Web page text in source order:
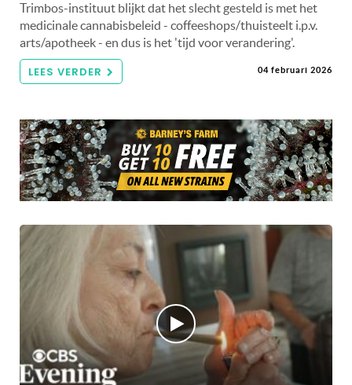
Trimbos-instituut blijkt dat het slecht gesteld is met het
medicinale cannabisbeleid - coffeeshops/thuisteelt i.p.v.
arts/apotheek - en dus is het 'tijd voor verandering'.
LEES VERDER 04 februari 2026